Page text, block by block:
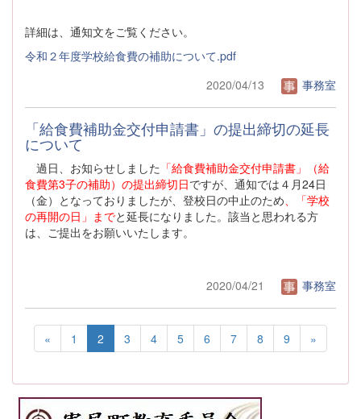
詳細は、通知文をご覧ください。
令和２年度学校給食費の補助について.pdf
2020/04/13
事務室
「給食費補助金交付申請書」の提出締切の延長
について
過日、お知らせしました 「給食費補助金交付申請書」（給
食費第3子の補助）の提出締切日ですが、通知では４月24日
（金）となっておりましたが、登校日の中止のため、「学校
の再開の日」までと延長になりました。該当と思われる方
は、ご提出をお願いいたします。
2020/04/21 事務室
« 1 2 3 4 5 6 7 8 9 »